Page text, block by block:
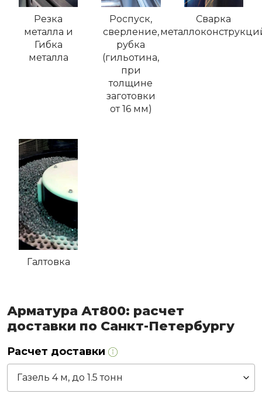
Резка
металла и
Гибка
металла
Роспуск,
сверление,
рубка
(гильотина,
при
толщине
заготовки
от 16 мм)
Сварка
Галтовка
Арматура Ат800: расчет
доставки по Санкт-Петербургу
Расчет доставки